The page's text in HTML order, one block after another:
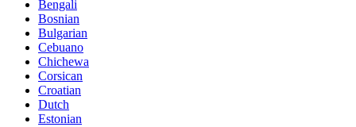
Bengali
Bosnian
Bulgarian
Cebuano
Chichewa
Corsican
Croatian
Dutch
Estonian